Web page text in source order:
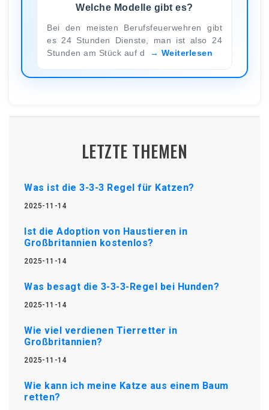
Welche Modelle gibt es?
Bei den meisten Berufsfeuerwehren gibt
es 24 Stunden Dienste, man ist also 24
Stunden am Stück auf d
Weiterlesen
LETZTE THEMEN
Was ist die 3-3-3 Regel für Katzen?
2025-11-14
Ist die Adoption von Haustieren in
Großbritannien kostenlos?
2025-11-14
Was besagt die 3-3-3-Regel bei Hunden?
2025-11-14
Wie viel verdienen Tierretter in
Großbritannien?
2025-11-14
Wie kann ich meine Katze aus einem Baum
retten?